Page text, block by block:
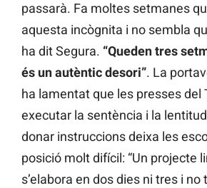
passarà. Fa moltes setmanes
aquesta incògnita i no sembla
ha dit Segura. “Queden tres
és un autèntic desori”. La
ha lamentat que les presses del
executar la sentència i la
donar instruccions deixa les
posició molt difícil: “Un projecte
s’elabora en dos dies ni tres i